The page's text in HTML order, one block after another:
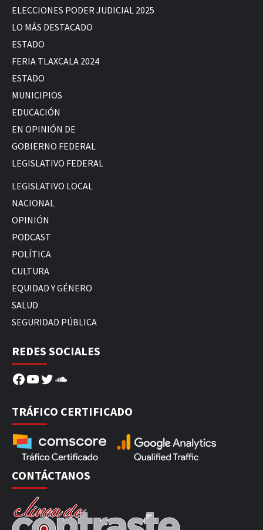
ELECCIONES PODER JUDICIAL 2025
LO MÁS DESTACADO
ESTADO
FERIA TLAXCALA 2024
ESTADO
MUNICIPIOS
EDUCACIÓN
EN OPINIÓN DE
GOBIERNO FEDERAL
LEGISLATIVO FEDERAL
LEGISLATIVO LOCAL
NACIONAL
OPINIÓN
PODCAST
POLÍTICA
CULTURA
EQUIDAD Y GÉNERO
SALUD
SEGURIDAD PÚBLICA
REDES SOCIALES
Facebook
YouTube
Twitter
SoundCloud
TRÁFICO CERTIFICADO
CONTÁCTANOS